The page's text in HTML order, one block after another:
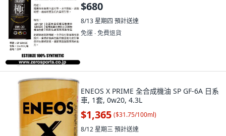
$680
8/13 星期四 預計送達
免運 ∙ 免費退貨
ENEOS X PRIME 全合成機油 SP GF-6A 日系
車, 1套, 0w20, 4.3L
$1,365 ($31.75/100ml)
8/12 星期三預計送達